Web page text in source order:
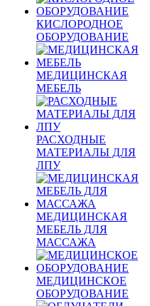
КИСЛОРОДНОЕ
ОБОРУДОВАНИЕ
МЕДИЦИНСКАЯ
МЕБЕЛЬ
РАСХОДНЫЕ
МАТЕРИАЛЫ ДЛЯ
ЛПУ
МЕДИЦИНСКАЯ
МЕБЕЛЬ ДЛЯ
МАССАЖА
МЕДИЦИНСКОЕ
ОБОРУДОВАНИЕ